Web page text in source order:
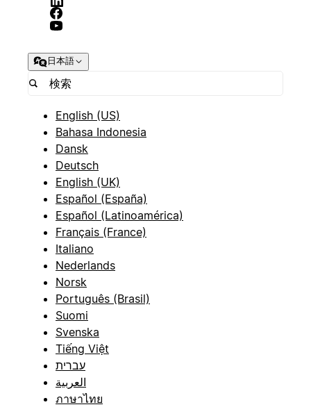
日本語
English (US)
Bahasa Indonesia
Dansk
Deutsch
English (UK)
Español (España)
Español (Latinoamérica)
Français (France)
Italiano
Nederlands
Norsk
Português (Brasil)
Suomi
Svenska
Tiếng Việt
עברית
العربية
ภาษาไทย